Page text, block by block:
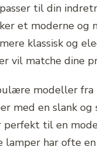
til din
et moderne og
klassisk og
vil matche dine
modeller fra
med en slank
perfekt til en
lamper har ofte